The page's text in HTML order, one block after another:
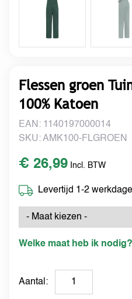
Flessen groen
100% Katoen
EAN: 1140197000014
SKU: AMK100-FLGROEN
€ 26,99 Incl. BTW
Levertijd 1-2
Welke maat heb ik nodig?
Aantal: